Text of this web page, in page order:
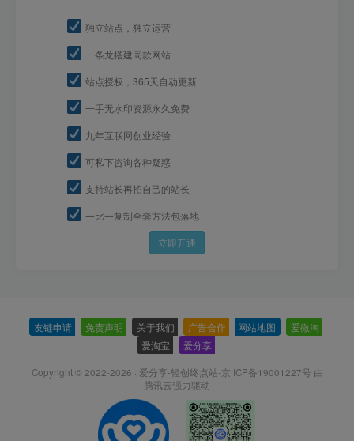
独立站点，独立运营
一条龙搭建同款网站
站点授权，365天自动更新
一手无水印资源永久免费
九年互联网创业经验
可私下咨询各种疑惑
支持站长再招自己的站长
一比一复制全套方法包落地
立即开通
友链申请 免责声明 关于我们 广告合作 网站地图 爱微淘
爱淘宝
爱分享
Copyright © 2022-2026 · 爱分享-轻创终点站-京 ICP备19001227号 由
腾讯云强力驱动